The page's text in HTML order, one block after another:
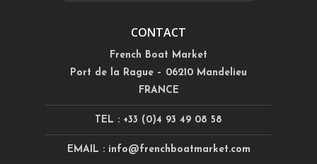
CONTACT
French Boat Market
Port de la Rague – 06210 Mandelieu
FRANCE
TEL : +33 (0)4 93 49 08 58
EMAIL : info@frenchboatmarket.com